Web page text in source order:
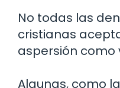
No todas las
cristianas
aspersión como
Algunas, como